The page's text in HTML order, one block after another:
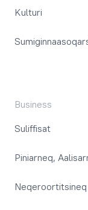
Kulturi
Business
Suliffisat
Piniarneq,
Neqeroortitsineq